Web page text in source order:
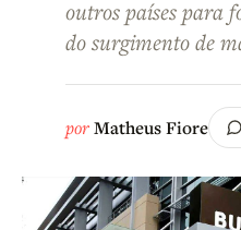
outros países para
do surgimento de
porMatheus Fiore